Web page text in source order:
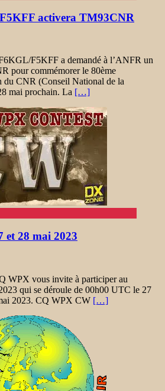
activera TM93CNR
F5KFF a demandé à l’ANFR un
pour commémorer le 80ème
du CNR (Conseil National de la
mai prochain. La […]
et 28 mai 2023
WPX vous invite à participer au
qui se déroule de 00h00 UTC le 27
2023. CQ WPX CW […]